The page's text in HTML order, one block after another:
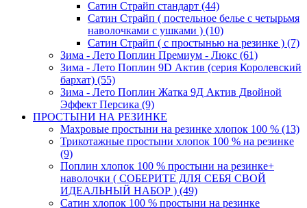
Сатин Страйп стандарт (44)
Сатин Страйп ( постельное белье с четырьмя
наволочками с ушками ) (10)
Сатин Страйп ( с простынью на резинке ) (7)
Зима - Лето Поплин Премиум - Люкс (61)
Зима - Лето Поплин 9D Актив (серия Королевский
бархат) (55)
Зима - Лето Поплин Жатка 9Д Актив Двойной
Эффект Персика (9)
ПРОСТЫНИ НА РЕЗИНКЕ
Махровые простыни на резинке хлопок 100 % (13)
Трикотажные простыни хлопок 100 % на резинке
(9)
Поплин хлопок 100 % простыни на резинке+
наволочки ( СОБЕРИТЕ ДЛЯ СЕБЯ СВОЙ
ИДЕАЛЬНЫЙ НАБОР ) (49)
Сатин хлопок 100 % простыни на резинке